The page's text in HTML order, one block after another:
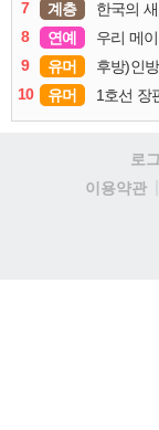
7
계층 한국의
8
연예 우리 메
9
유머 후방)인방
10
유머 1호선 장
로
이용약관